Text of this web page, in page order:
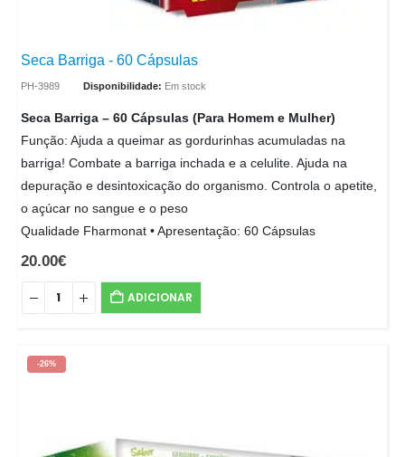
Seca Barriga - 60 Cápsulas
PH-3989 Disponibilidade: Em stock
Seca Barriga – 60 Cápsulas (Para Homem e Mulher)
Função: Ajuda a queimar as gordurinhas acumuladas na
barriga! Combate a barriga inchada e a celulite. Ajuda na
depuração e desintoxicação do organismo. Controla o apetite,
o açúcar no sangue e o peso
Qualidade Fharmonat • Apresentação: 60 Cápsulas
20.00€
ADICIONAR
-26%